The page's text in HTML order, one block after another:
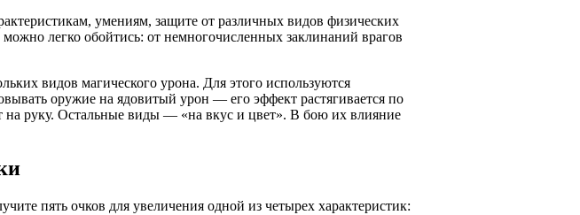
умениям, защите от различных видов физических
можно легко обойтись: от немногочисленных заклинаний врагов
видов магического урона. Для этого используются
оружие на ядовитый урон — его эффект растягивается по
на руку. Остальные виды — «на вкус и цвет». В бою их влияние
пять очков для увеличения одной из четырех характеристик: